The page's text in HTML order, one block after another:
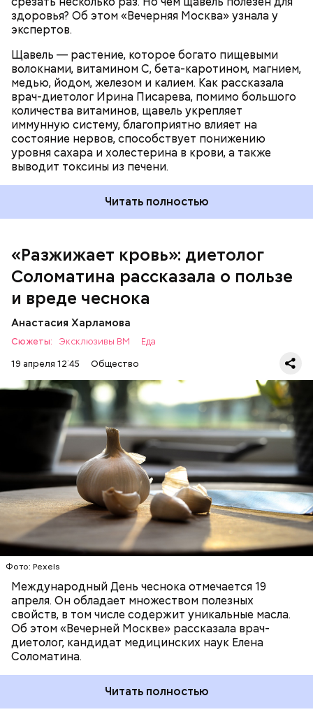
здоровья? Об этом «Вечерняя Москва» узнала у
экспертов.
Щавель — растение, которое богато пищевыми
волокнами, витамином С, бета-каротином, магнием,
медью, йодом, железом и калием. Как рассказала
врач-диетолог Ирина Писарева, помимо большого
количества витаминов, щавель укрепляет
иммунную систему, благоприятно влияет на
состояние нервов, способствует понижению
уровня сахара и холестерина в крови, а также
выводит токсины из печени.
Читать полностью
«Разжижает кровь»: диетолог
Соломатина рассказала о пользе
и вреде чеснока
Анастасия Харламова
Сюжеты: Эксклюзивы ВМ
Еда
19 апреля 12:45
Общество
Фото: Pexels
Международный День чеснока отмечается 19
апреля. Он обладает множеством полезных
свойств, в том числе содержит уникальные масла.
Об этом «Вечерней Москве» рассказала врач-
диетолог, кандидат медицинских наук Елена
Соломатина.
Диетолог Соломатина
рассказала, что лучше есть при
гриппе и коронавирусе
— Чеснок является достаточно полезным
продуктом. В нем содержатся уникальные
эфирные масла. Они отпугивают потенциальные
вирусы. Это нужно взять на вооружение для себя. Я
рекомендую есть чеснок во время простуды. Но он
не может быть единственным средством для
борьбы с простудой, — подчеркнула специалист.
Диетолог отметила, что норма потребления
Читать полностью
ЗДОРОВЬЕ ВРАЧИ ПРОДУКТЫ